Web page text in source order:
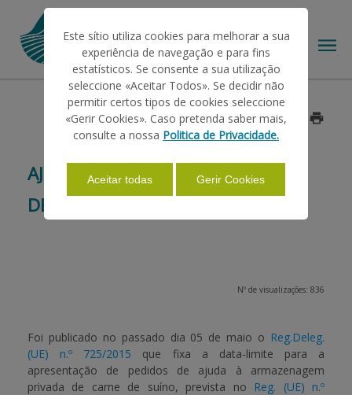
AJUDAS/APOIOS
INFORMAÇÕES
PAGAMENTOS
APOIO AO BENEFICIÁRIO
AJUDA À ARMAZENAGEM PRIVADA
DE CARNE DE SUÍNO
Data: 2015/05/29
Nº de visualizações: 836
Foi publicado no passado dia 05 de maio o Reg.Deleg.
(UE) n.º 725/2015 que fixa a data-limite para a
apresentação de pedidos de ajuda à armazenagem
privada de carne de suíno, prevista no Reg. (UE) n.º
Este sítio utiliza cookies para melhorar a sua
experiência de navegação e para fins
estatísticos. Se consente a sua utilização
seleccione «Aceitar Todos». Se decidir não
permitir certos tipos de cookies seleccione
«Gerir Cookies». Caso pretenda saber mais,
consulte a nossa Politica de Privacidade.
Aceitar todas Gerir Cookies